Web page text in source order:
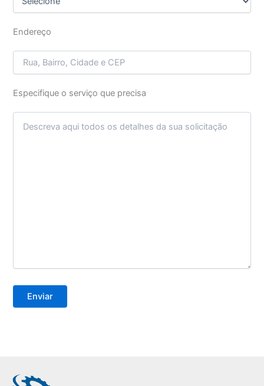
Endereço
Especifique o serviço que precisa